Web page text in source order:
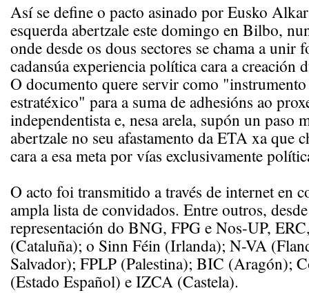
Así se define o pacto asinado por Eusko
esquerda abertzale este domingo en Bilbo,
onde desde os dous sectores se chama a unir
cadansúa experiencia política cara a creación
O documento quere servir como
estratéxico" para a suma de adhesións ao
independentista e, nesa arela, supón un paso
abertzale no seu afastamento da ETA xa que
cara a esa meta por vías exclusivamente
O acto foi transmitido a través de internet en
ampla lista de convidados. Entre outros,
representación do BNG, FPG e Nos-UP,
(Cataluña); o Sinn Féin (Irlanda); N-VA
Salvador); FPLP (Palestina); BIC (Aragón);
(Estado Español) e IZCA (Castela).